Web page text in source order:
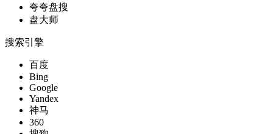
夸夸盘搜
盘大师
搜索引擎
百度
Bing
Google
Yandex
神马
360